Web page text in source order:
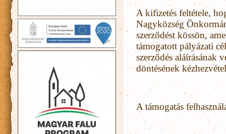
A kifizetés feltétele,
Nagyközség
szerződést kössön,
támogatott pályázati
szerződés aláírásának
döntésének
A támogatás